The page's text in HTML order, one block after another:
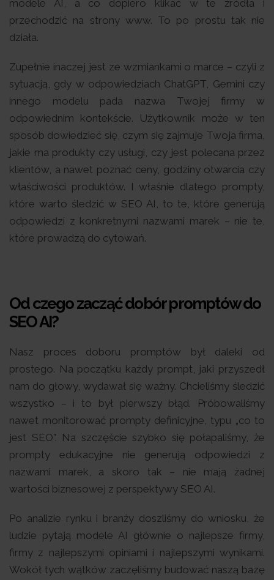
modele AI, a co dopiero klikać w te źródła i
przechodzić na strony www. To po prostu tak nie
działa.
Zupełnie inaczej jest ze wzmiankami o marce – czyli z
sytuacją, gdy w odpowiedziach ChatGPT, Gemini czy
innego modelu pada nazwa Twojej firmy w
odpowiednim kontekście. Użytkownik może w ten
sposób dowiedzieć się, czym się zajmuje Twoja firma,
jakie ma produkty czy usługi, czy jest polecana przez
klientów, a nawet poznać ceny, godziny otwarcia czy
właściwości produktów. I właśnie dlatego prompty,
które warto śledzić w SEO AI, to te, które generują
odpowiedzi z konkretnymi nazwami marek – nie te,
które prowadzą do cytowań.
Od czego zacząć dobór promptów do
SEO AI?
Nasz proces doboru promptów był daleki od
prostego. Na początku każdy prompt, jaki przyszedł
nam do głowy, wydawał się ważny. Chcieliśmy śledzić
wszystko – i to był pierwszy błąd. Próbowaliśmy
nawet monitorować prompty definicyjne, typu „co to
jest SEO”. Na szczęście szybko się połapaliśmy, że
prompty edukacyjne nie generują odpowiedzi z
nazwami marek, a skoro tak – nie mają żadnej
wartości biznesowej z perspektywy SEO AI.
Po analizie rynku i branży doszliśmy do wniosku, że
ludzie pytają modele AI głównie o najlepsze firmy,
firmy z najlepszymi opiniami i najlepszymi wynikami.
Wokół tych wątków zaczęliśmy budować naszą bazę